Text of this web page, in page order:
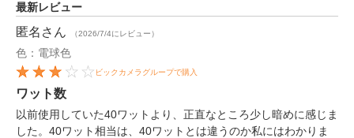
最新レビュー
匿名 さん （2026/7/4にレビュー）
色：電球色
ビックカメラグループで購入
ワット数
以前使用していた40ワットより、正直なところ少し暗めに感じま
した。40ワット相当は、40ワットとは違うのか私にはわかりま